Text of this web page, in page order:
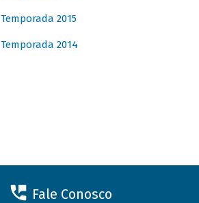
Temporada 2015
Temporada 2014
Fale Conosco